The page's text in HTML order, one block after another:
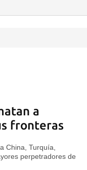
a
fronteras
China, Turquía,
perpetradores de